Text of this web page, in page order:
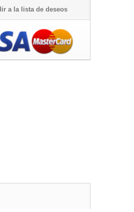
a la lista de deseos